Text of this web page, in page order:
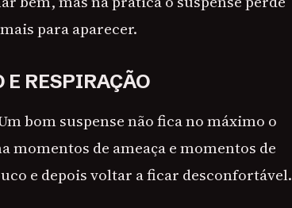
para aparecer.
RESPIRAÇÃO
bom suspense não fica no máximo o
momentos de ameaça e momentos de
e depois voltar a ficar desconfortável.